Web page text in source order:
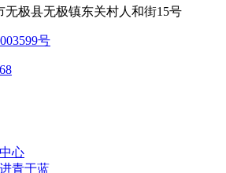
极县无极镇东关村人和街15号
号
心
青于蓝